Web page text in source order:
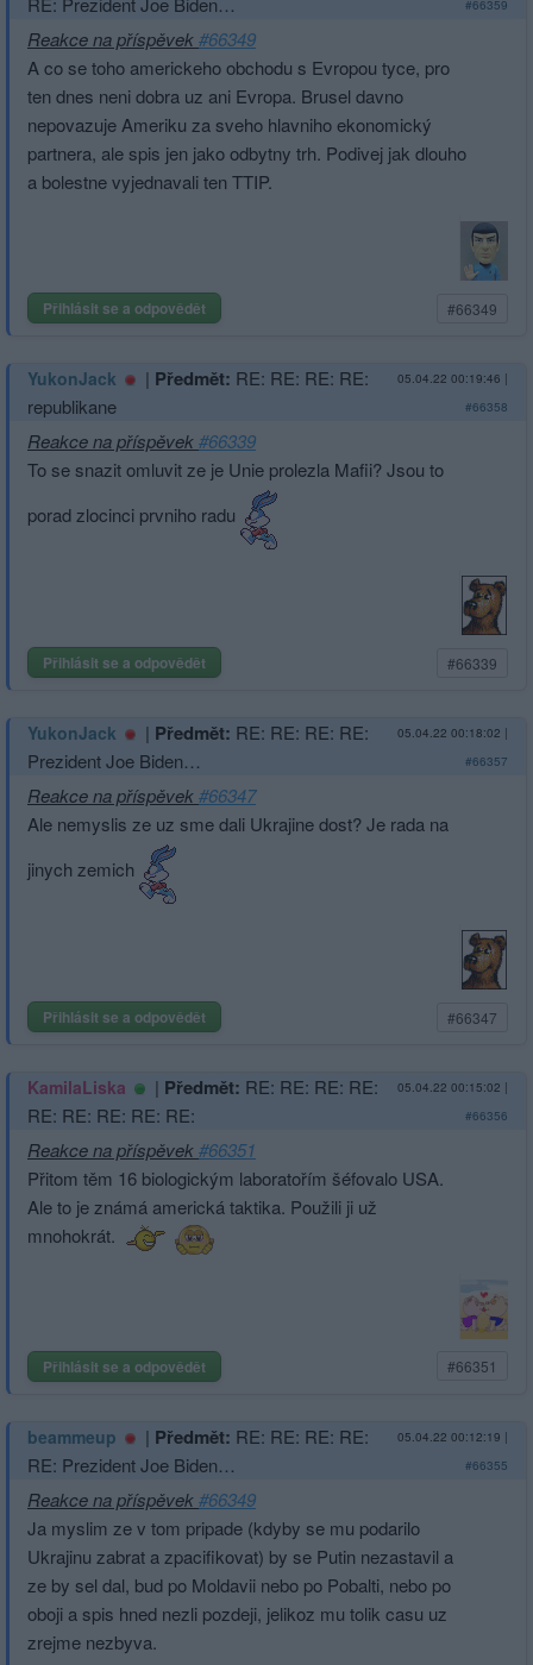
#66359
Reakce na příspěvek#66349
A co se toho americkeho obchodu s Evropou tyce, pro
ten dnes neni dobra uz ani Evropa. Brusel davno
nepovazuje Ameriku za sveho hlavniho ekonomický
partnera, ale spis jen jako odbytny trh. Podivej jak dlouho
a bolestne vyjednavali ten TTIP.
Přihlásit se a odpovědět #66349
YukonJack | Předmět: RE: RE: RE: RE:
republikane
05.04.22 00:19:46 |
#66358
Reakce na příspěvek#66339
To se snazit omluvit ze je Unie prolezla Mafii? Jsou to
porad zlocinci prvniho radu
Přihlásit se a odpovědět #66339
YukonJack | Předmět: RE: RE: RE: RE:
Prezident Joe Biden…
05.04.22 00:18:02 |
#66357
Reakce na příspěvek#66347
Ale nemyslis ze uz sme dali Ukrajine dost? Je rada na
jinych zemich
Přihlásit se a odpovědět #66347
KamilaLiska | Předmět: RE: RE: RE: RE:
RE: RE: RE: RE: RE:
05.04.22 00:15:02 |
#66356
Reakce na příspěvek#66351
Přitom těm 16 biologickým laboratořím šéfovalo USA.
Ale to je známá americká taktika. Použili ji už
mnohokrát.
Přihlásit se a odpovědět #66351
beammeup | Předmět: RE: RE: RE: RE:
RE: Prezident Joe Biden…
05.04.22 00:12:19 |
#66355
Reakce na příspěvek#66349
Ja myslim ze v tom pripade (kdyby se mu podarilo
Ukrajinu zabrat a zpacifikovat) by se Putin nezastavil a
ze by sel dal, bud po Moldavii nebo po Pobalti, nebo po
oboji a spis hned nezli pozdeji, jelikoz mu tolik casu uz
zrejme nezbyva.